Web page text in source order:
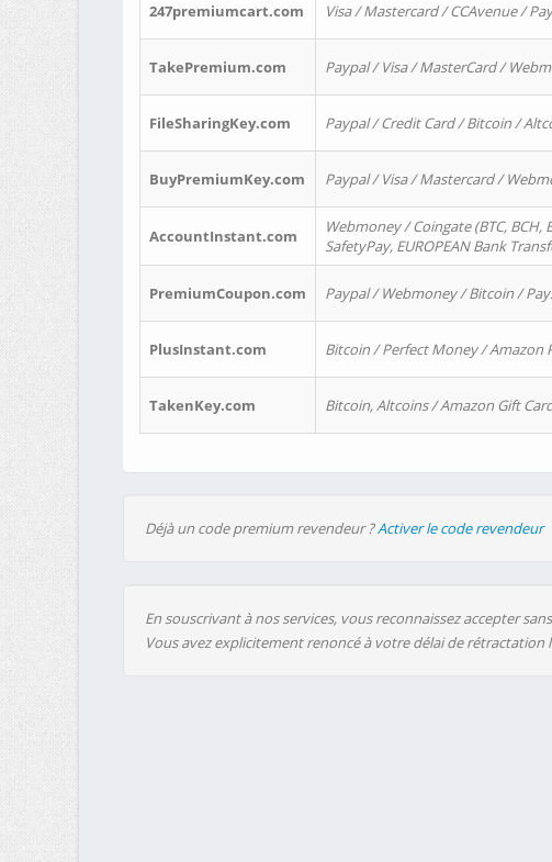
247premiumcart.com Visa / Mastercard / CCAvenue /
TakePremium.com Paypal / Visa / MasterCard /
FileSharingKey.com Paypal / Credit Card / Bitcoin /
BuyPremiumKey.com Paypal / Visa / Mastercard /
AccountInstant.com
Webmoney / Coingate (BTC, BCH,
SafetyPay, EUROPEAN Bank
PremiumCoupon.com Paypal / Webmoney / Bitcoin /
PlusInstant.com Bitcoin / Perfect Money / Amazon
TakenKey.com Bitcoin, Altcoins / Amazon Gift
Déjà un code premium revendeur ?Activer le code revendeur
En souscrivant à nos services, vous reconnaissez accepter
Vous avez explicitement renoncé à votre délai de